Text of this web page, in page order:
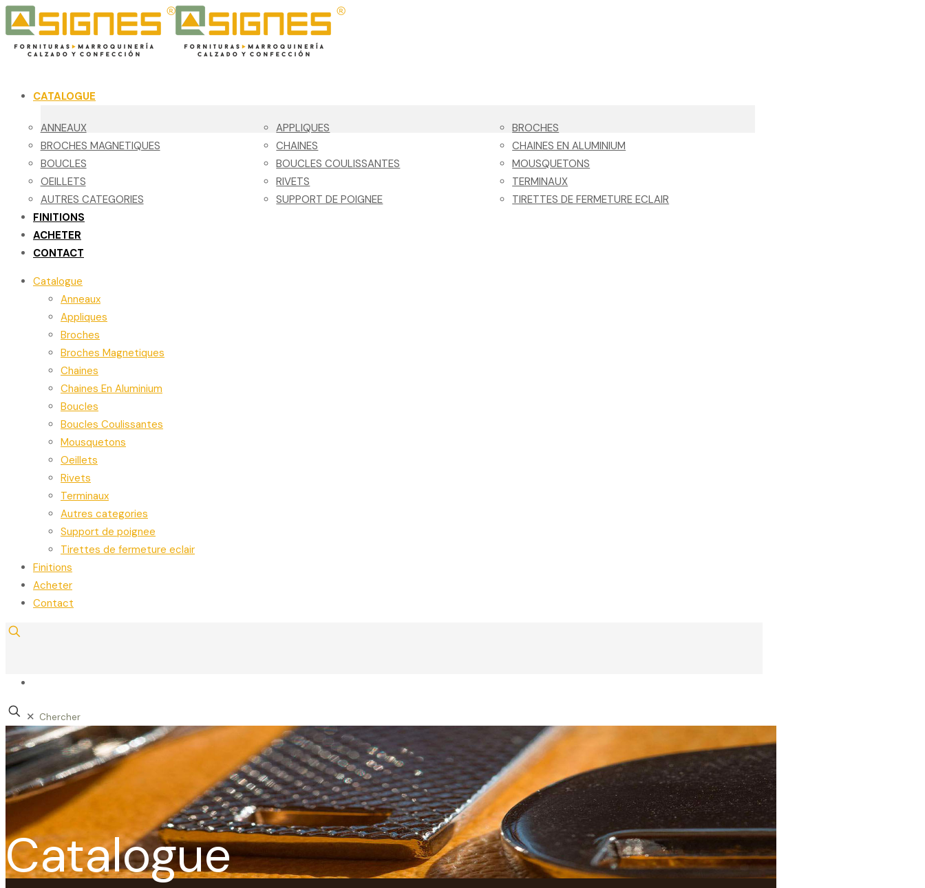
CATALOGUE
ANNEAUX APPLIQUES
BROCHES
BROCHES MAGNETIQUES
CHAINES
CHAINES EN ALUMINIUM
BOUCLES
BOUCLES COULISSANTES
MOUSQUETONS
OEILLETS
RIVETS
TERMINAUX
AUTRES CATEGORIES
SUPPORT DE POIGNEE
TIRETTES DE FERMETURE ECLAIR
FINITIONS
ACHETER
CONTACT
Catalogue
Anneaux
Appliques
Broches
Broches Magnetiques
Chaines
Chaines En Aluminium
Boucles
Boucles Coulissantes
Mousquetons
Oeillets
Rivets
Terminaux
Autres categories
Support de poignee
Tirettes de fermeture eclair
Finitions
Acheter
Contact
✕
Catalogue